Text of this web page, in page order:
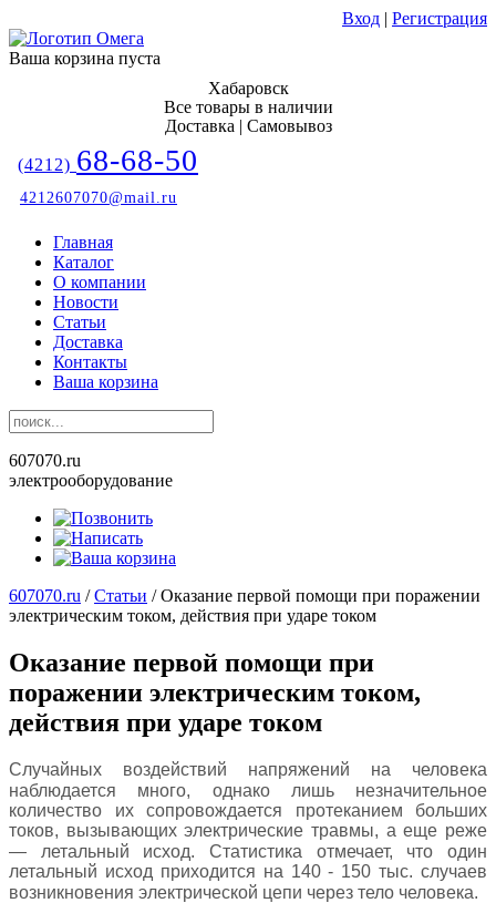
Вход | Регистрация
Ваша корзина пуста
Хабаровск
Все товары в наличии
Доставка | Самовывоз
(4212) 68-68-50
4212607070@mail.ru
Главная
Каталог
О компании
Новости
Статьи
Доставка
Контакты
Ваша корзина
607070.ru
электрооборудование
607070.ru /Статьи /Оказание первой помощи при поражении
электрическим током, действия при ударе током
Оказание первой помощи при
поражении электрическим током,
действия при ударе током
Случайных воздействий напряжений на человека
наблюдается много, однако лишь незначительное
количество их сопровождается протеканием больших
токов, вызывающих электрические травмы, а еще реже
— летальный исход. Статистика отмечает, что один
летальный исход приходится на 140 - 150 тыс. случаев
возникновения электрической цепи через тело человека.